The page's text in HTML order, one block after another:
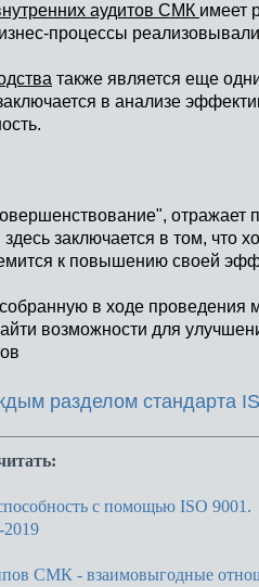
аудитов СМК имеет
процессы
также является еще
в анализе
отражает
заключается в том, что
к повышению своей
в ходе проведения
возможности для
разделом стандарта
с помощью ISO 9001.
СМК - взаимовыгодные